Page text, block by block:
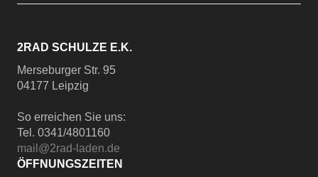
2RAD SCHULZE E.K.
Merseburger Str. 95
04177 Leipzig
So erreichen Sie uns:
Tel. 0341/4801160
mail@2rad-laden.de
ÖFFNUNGSZEITEN